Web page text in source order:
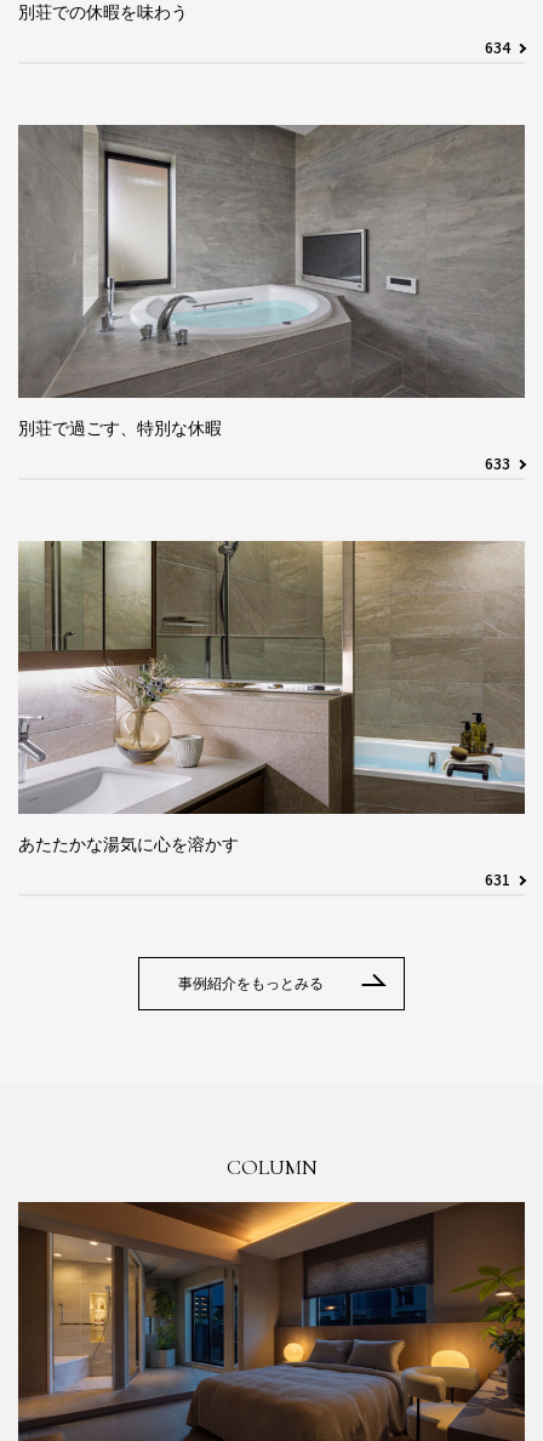
別荘での休暇を味わう
634
別荘で過ごす、特別な休暇
633
あたたかな湯気に心を溶かす
631
事例紹介をもっとみる
COLUMN